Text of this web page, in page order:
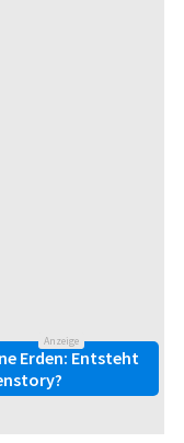
Anzeige
Erden: Entsteht